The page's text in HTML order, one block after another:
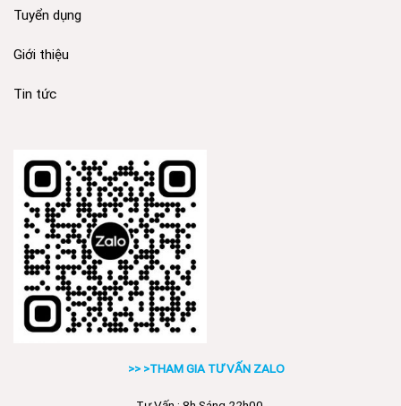
Tuyển dụng
Giới thiệu
Tin tức
>> >THAM GIA TƯ VẤN ZALO